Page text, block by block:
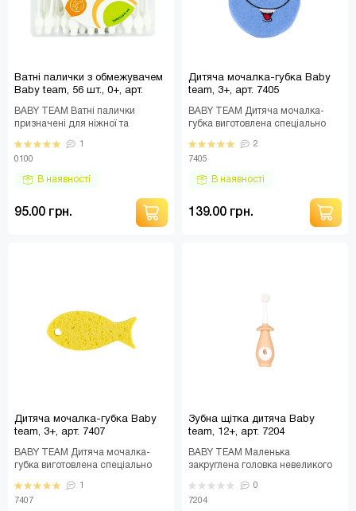
Ватні палички з обмежувачем
Baby team, 56 шт., 0+, арт.
BABY TEAM Ватні палички
призначені для ніжної та
малюка з самого народжен..
1
0100
В наявності
95.00 грн.
Дитяча мочалка-губка Baby
team, 3+, арт. 7405
BABY TEAM Дитяча мочалка-
губка виготовлена спеціально
шкірою. Гу..
2
7405
В наявності
139.00 грн.
Дитяча мочалка-губка Baby
team, 3+, арт. 7407
BABY TEAM Дитяча мочалка-
губка виготовлена спеціально
шкірою. Мочалки..
1
7407
Зубна щітка дитяча Baby
team, 12+, арт. 7204
BABY TEAM Маленька
закруглена головка невеликого
дитячого ротика. М’я..
0
7204